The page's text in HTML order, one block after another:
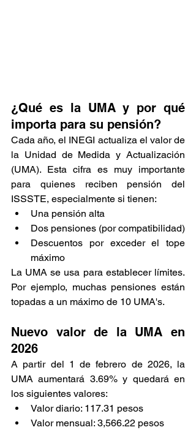
¿Qué es la UMA y por qué
importa para su pensión?
Cada año, el INEGI actualiza el valor de
la Unidad de Medida y Actualización
(UMA). Esta cifra es muy importante
para quienes reciben pensión del
ISSSTE, especialmente si tienen:
Una pensión alta
Dos pensiones (por compatibilidad)
Descuentos por exceder el tope
máximo
La UMA se usa para establecer límites.
Por ejemplo, muchas pensiones están
topadas a un máximo de 10 UMA's.
Nuevo valor de la UMA en
2026
A partir del 1 de febrero de 2026, la
UMA aumentará 3.69% y quedará en
los siguientes valores:
Valor diario: 117.31 pesos
Valor mensual: 3,566.22 pesos